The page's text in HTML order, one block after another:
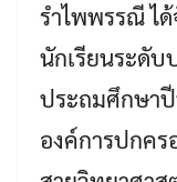
รำไพพรรณี ไ
นักเรียนระดั
ประถมศึกษา
องค์การปกคร